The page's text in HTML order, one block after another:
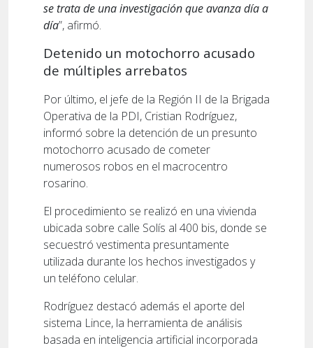
se trata de una investigación que avanza día a
día”, afirmó.
Detenido un motochorro acusado
de múltiples arrebatos
Por último, el jefe de la Región II de la Brigada
Operativa de la PDI, Cristian Rodríguez,
informó sobre la detención de un presunto
motochorro acusado de cometer
numerosos robos en el macrocentro
rosarino.
El procedimiento se realizó en una vivienda
ubicada sobre calle Solís al 400 bis, donde se
secuestró vestimenta presuntamente
utilizada durante los hechos investigados y
un teléfono celular.
Rodríguez destacó además el aporte del
sistema Lince, la herramienta de análisis
basada en inteligencia artificial incorporada